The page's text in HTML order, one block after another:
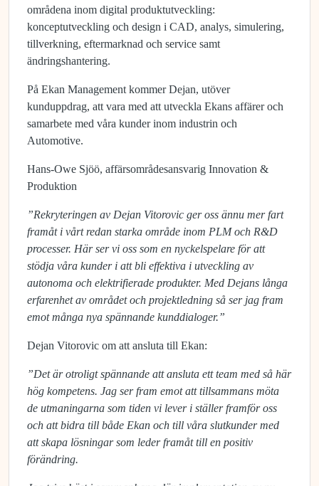
områdena inom digital produktutveckling:
konceptutveckling och design i CAD, analys, simulering,
tillverkning, eftermarknad och service samt
ändringshantering.
På Ekan Management kommer Dejan, utöver
kunduppdrag, att vara med att utveckla Ekans affärer och
samarbete med våra kunder inom industrin och
Automotive.
Hans-Owe Sjöö, affärsområdesansvarig Innovation &
Produktion
”Rekryteringen av Dejan Vitorovic ger oss ännu mer fart
framåt i vårt redan starka område inom PLM och R&D
processer. Här ser vi oss som en nyckelspelare för att
stödja våra kunder i att bli effektiva i utveckling av
autonoma och elektrifierade produkter. Med Dejans långa
erfarenhet av området och projektledning så ser jag fram
emot många nya spännande kunddialoger.”
Dejan Vitorovic om att ansluta till Ekan:
”Det är otroligt spännande att ansluta ett team med så här
hög kompetens. Jag ser fram emot att tillsammans möta
de utmaningarna som tiden vi lever i ställer framför oss
och att bidra till både Ekan och till våra slutkunder med
att skapa lösningar som leder framåt till en positiv
förändring.